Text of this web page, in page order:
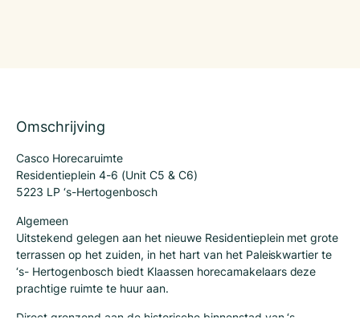
Omschrijving
Casco Horecaruimte
Residentieplein 4-6 (Unit C5 & C6)
5223 LP ‘s-Hertogenbosch
Algemeen
Uitstekend gelegen aan het nieuwe Residentieplein met grote
terrassen op het zuiden, in het hart van het Paleiskwartier te
‘s- Hertogenbosch biedt Klaassen horecamakelaars deze
prachtige ruimte te huur aan.
Direct grenzend aan de historische binnenstad van ‘s-